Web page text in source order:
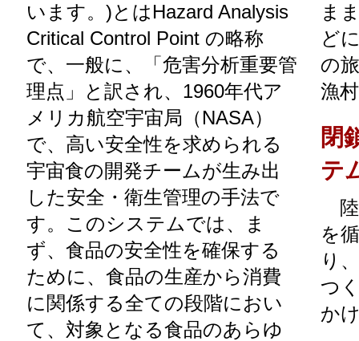
います。)とはHazard Analysis
Critical Control Point の略称
で、一般に、「危害分析重要管
理点」と訳され、1960年代ア
メリカ航空宇宙局（NASA）
で、高い安全性を求められる
宇宙食の開発チームが生み出
した安全・衛生管理の手法で
す。このシステムでは、ま
ず、食品の安全性を確保する
ために、食品の生産から消費
に関係する全ての段階におい
て、対象となる食品のあらゆ
ま
ど
の
漁
閉
テ
陸
を
り
つ
か